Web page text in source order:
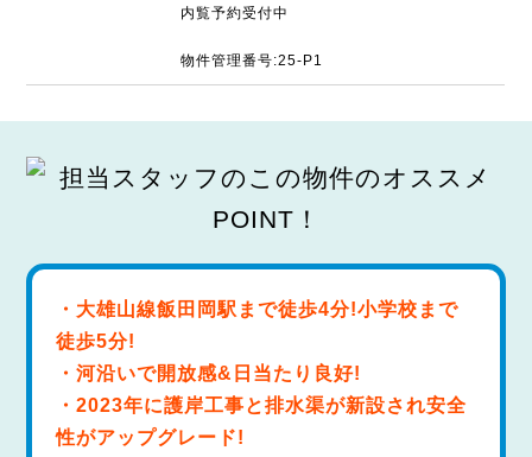
内覧予約受付中
物件管理番号:25-P1
・大雄山線飯田岡駅まで徒歩4分!小学校まで
徒歩5分!
・河沿いで開放感&日当たり良好!
・2023年に護岸工事と排水渠が新設され安全
性がアップグレード!